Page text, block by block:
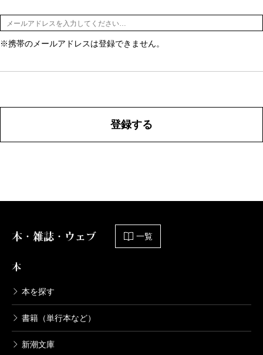
※携帯のメールアドレスは登録できません。
登録する
本・雑誌・ウェブ 一覧
本
本を探す
書籍（単行本など）
新潮文庫